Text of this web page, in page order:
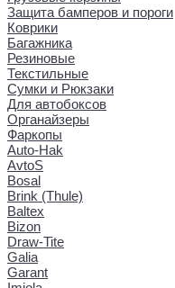
Защита бамперов и пороги
Коврики
Багажника
Резиновые
Текстильные
Сумки и Рюкзаки
Для автобоксов
Органайзеры
Фаркопы
Auto-Hak
AvtoS
Bosal
Brink (Thule)
Baltex
Bizon
Draw-Tite
Galia
Garant